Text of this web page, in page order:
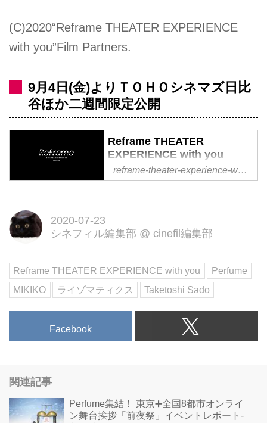
(C)2020“Reframe THEATER EXPERIENCE
with you”Film Partners.
9月4日(金)よりＴＯＨＯシネマズ日比
谷ほか二週間限定公開
Reframe THEATER
EXPERIENCE with you
デジタル技術を駆使したアート演
史を最先端テクノロジーで再構
ー15周年の締め括りにふさわしい
壮大な作品が大スクリーンへ。
9/4（金）より二週間限定公開。
reframe-theater-experience-with-you.jp
2020-07-23
シネフィル編集部 @ cinefil編集部
Reframe THEATER EXPERIENCE with you
Perfume
MIKIKO
ライゾマティクス Taketoshi Sado
Facebook
関連記事
Perfume集結！ 東京➕全国8都市オンライ
ン舞台挨拶「前夜祭」イベントレポート-